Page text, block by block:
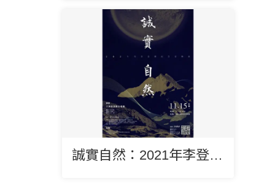
誠實自然：2021年李登輝紀念音樂會